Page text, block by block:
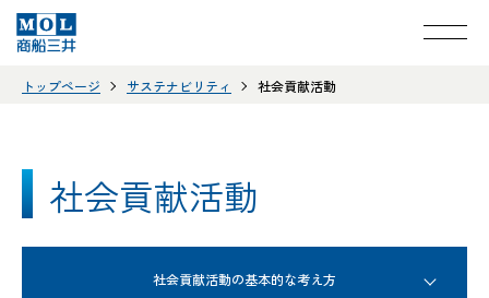
トップページ サステナビリティ 社会貢献活動
社会貢献活動
社会貢献活動の基本的な考え方